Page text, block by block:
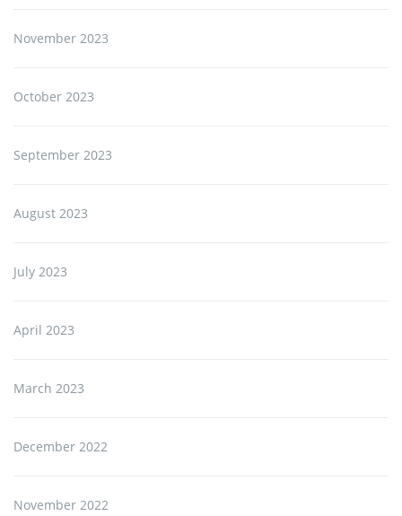
November 2023
October 2023
September 2023
August 2023
July 2023
April 2023
March 2023
December 2022
November 2022